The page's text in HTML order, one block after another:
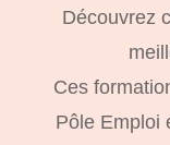
Découvrez
Ces
Pôle Emploi